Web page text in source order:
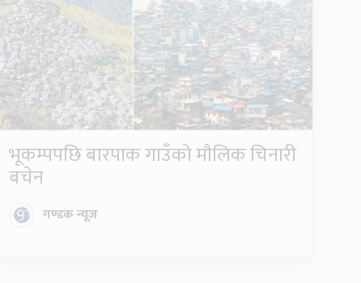
भूकम्पपछि बारपाक गाउँको मौलिक चिनारी
बचेन
गण्डक न्यूज